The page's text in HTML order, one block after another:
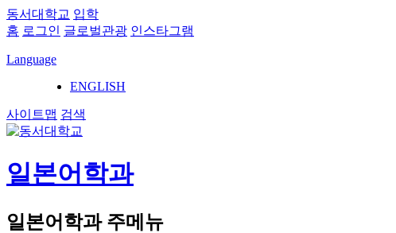
동서대학교 입학
홈 로그인 글로벌관광 인스타그램
Language
ENGLISH
사이트맵 검색
일본어학과
일본어학과 주메뉴